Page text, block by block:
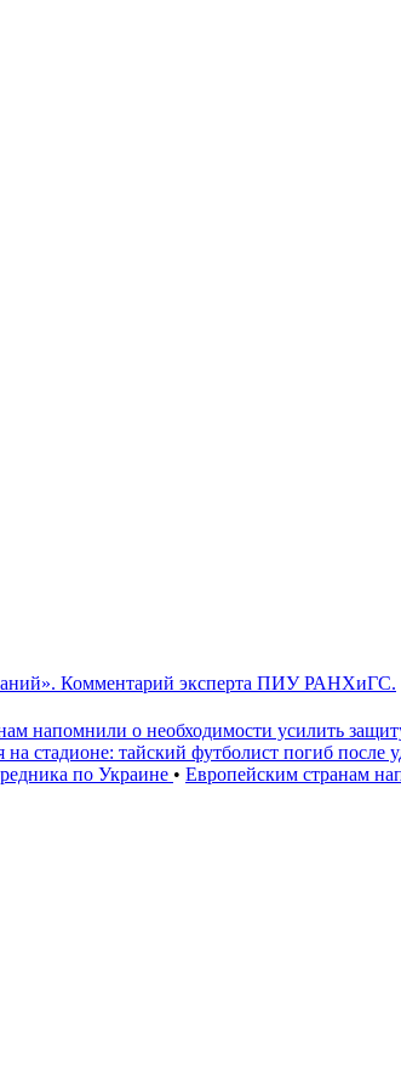
Комментарий эксперта ПИУ РАНХиГС.
напомнили о необходимости усилить
на стадионе: тайский футболист погиб после
по Украине • Европейским странам